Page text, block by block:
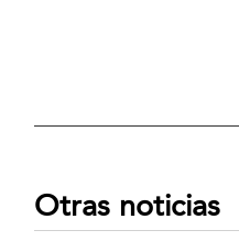
Otras noticias